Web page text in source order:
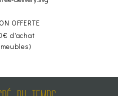
OFFERTE
d'achat